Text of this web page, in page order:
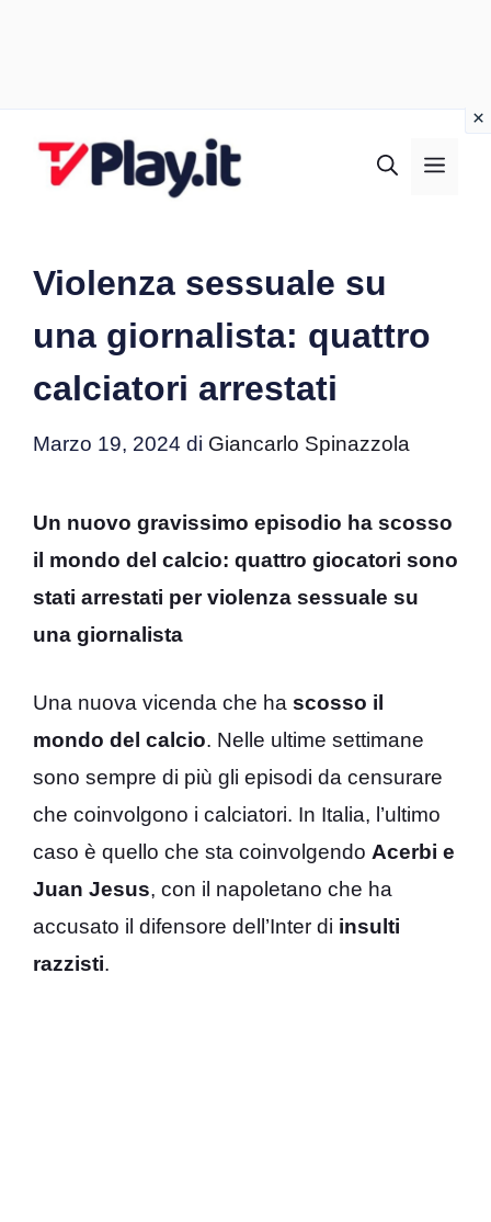
Violenza sessuale su
una giornalista: quattro
calciatori arrestati
Marzo 19, 2024 di Giancarlo Spinazzola
Un nuovo gravissimo episodio ha scosso
il mondo del calcio: quattro giocatori sono
stati arrestati per violenza sessuale su
una giornalista
Una nuova vicenda che ha scosso il
mondo del calcio. Nelle ultime settimane
sono sempre di più gli episodi da censurare
che coinvolgono i calciatori. In Italia, l’ultimo
caso è quello che sta coinvolgendo Acerbi e
Juan Jesus, con il napoletano che ha
accusato il difensore dell’Inter di insulti
razzisti.